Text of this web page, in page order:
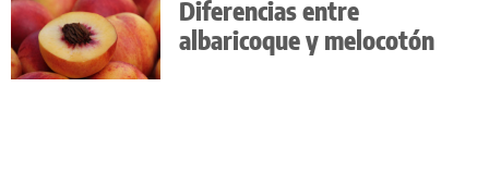
Diferencias entre
albaricoque y melocotón